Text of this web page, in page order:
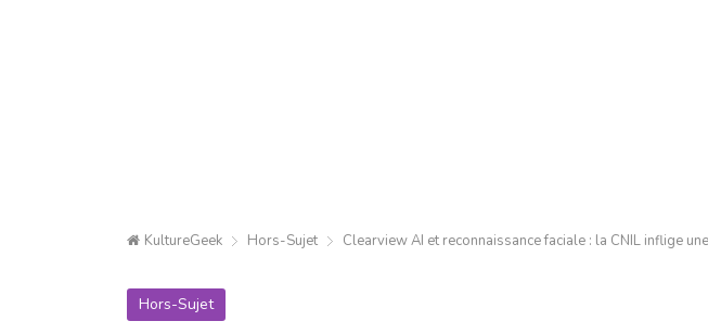
KultureGeek Hors-Sujet Clearview AI et reconnaissance faciale : la CNIL inflige
Hors-Sujet